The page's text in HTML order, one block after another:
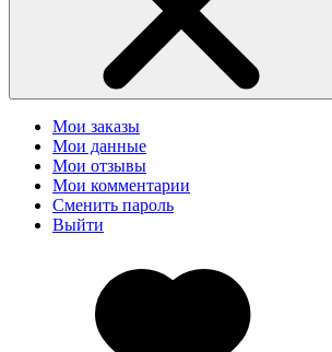
Мои заказы
Мои данные
Мои отзывы
Мои комментарии
Сменить пароль
Выйти